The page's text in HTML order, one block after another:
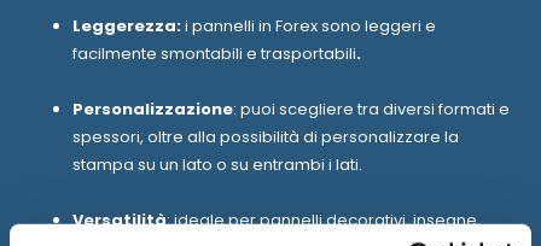
Leggerezza:i pannelli in Forex sono leggeri e
facilmente smontabili e trasportabili.
Personalizzazione: puoi scegliere tra diversi formati e
spessori, oltre alla possibilità di personalizzare la
stampa su un lato o su entrambi i lati.
Versatilità: ideale per pannelli decorativi, insegne,